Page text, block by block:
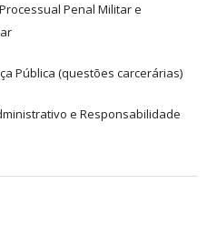
Penal Militar e
Pública (questões carcerárias)
e Responsabilidade